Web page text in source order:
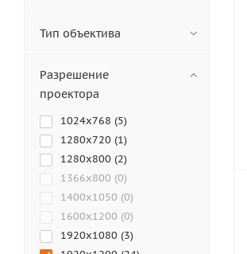
EIKI (
Ancomp (
AnTouch (
Appotronics (32
ASK Proxima (
AVANZA (7)
Barco (54)
Cactus (0)
Diello (9)
Digital Projection (
Тип объектива
Разрешение
проектора
1024x768 (5)
1280x720 (1)
1280x800 (2)
1366x800 (0)
1400x1050 (0)
1600x1200 (0)
1920x1080 (3)